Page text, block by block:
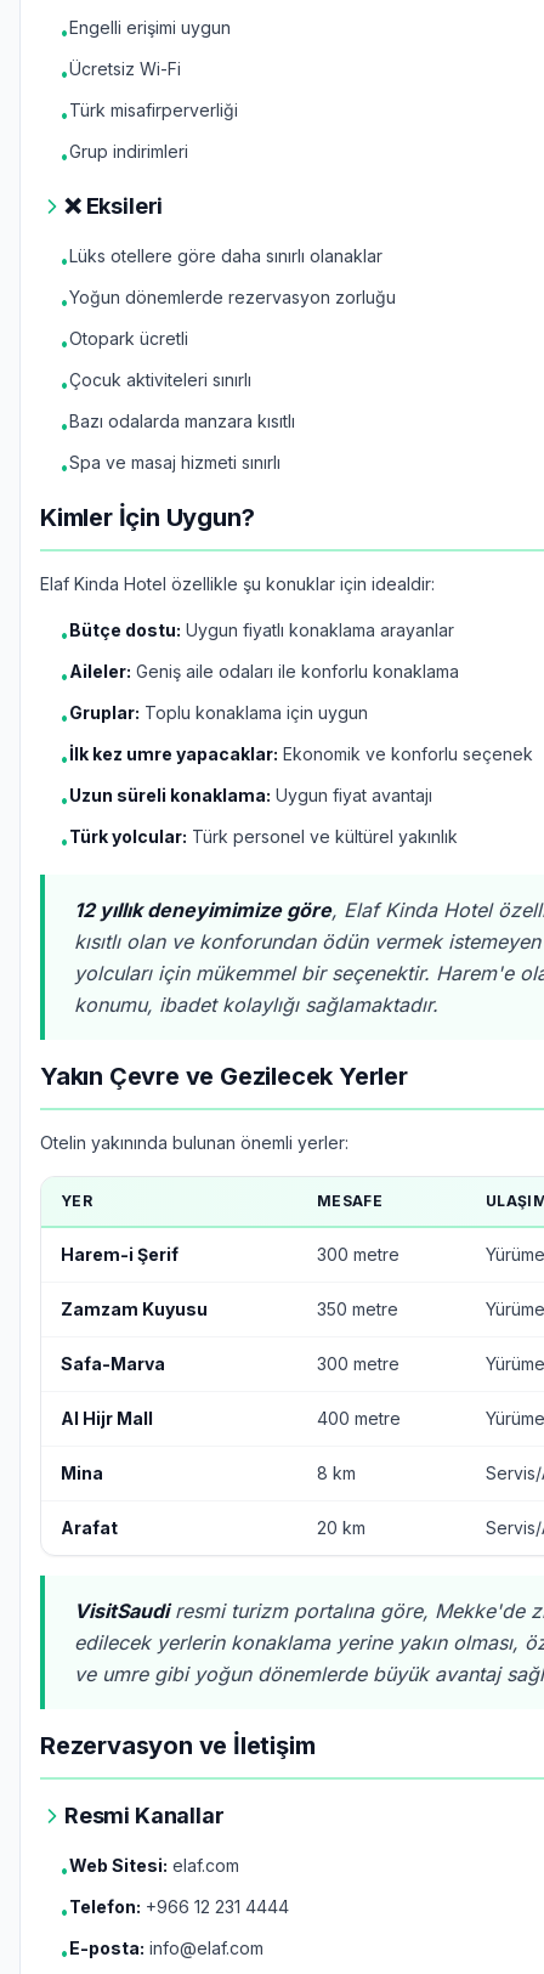
•Engelli erişimi uygun
•Ücretsiz Wi-Fi
•Türk misafirperverliği
•Grup indirimleri
❌ Eksileri
•Lüks otellere göre daha sınırlı olanaklar
•Yoğun dönemlerde rezervasyon zorluğu
•Otopark ücretli
•Çocuk aktiviteleri sınırlı
•Bazı odalarda manzara kısıtlı
•Spa ve masaj hizmeti sınırlı
Kimler İçin Uygun?
Elaf Kinda Hotel özellikle şu konuklar için idealdir:
•Bütçe dostu: Uygun fiyatlı konaklama arayanlar
•Aileler: Geniş aile odaları ile konforlu konaklama
•Gruplar: Toplu konaklama için uygun
•İlk kez umre yapacaklar: Ekonomik ve konforlu seçenek
•Uzun süreli konaklama: Uygun fiyat avantajı
•Türk yolcular: Türk personel ve kültürel yakınlık
12 yıllık deneyimimize göre, Elaf Kinda Hotel
kısıtlı olan ve konforundan ödün vermek
yolcuları için mükemmel bir seçenektir. Harem'e
konumu, ibadet kolaylığı sağlamaktadır.
Yakın Çevre ve Gezilecek Yerler
Otelin yakınında bulunan önemli yerler:
YER MESAFE
Harem-i Şerif 300 metre Yürüme
Zamzam Kuyusu 350 metre Yürüme
Safa-Marva 300 metre Yürüme
Al Hijr Mall 400 metre Yürüme
Mina 8 km
Arafat 20 km
VisitSaudiresmi turizm portalına göre, Mekke'de
edilecek yerlerin konaklama yerine yakın olması,
ve umre gibi yoğun dönemlerde büyük avantaj
Rezervasyon ve İletişim
Resmi Kanallar
•Web Sitesi: elaf.com
•Telefon: +966 12 231 4444
•E-posta: info@elaf.com